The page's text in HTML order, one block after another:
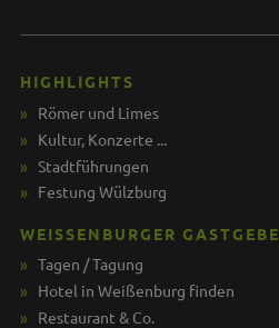
HIGHLIGHTS
Römer und Limes
Kultur, Konzerte ...
Stadtführungen
Festung Wülzburg
WEISSENBURGER GASTGEBER
Tagen / Tagung
Hotel in Weißenburg finden
Restaurant & Co.